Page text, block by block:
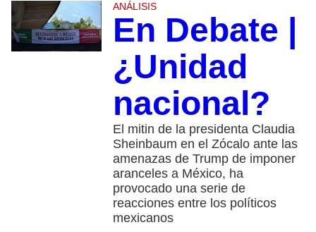
ANÁLISIS
En Debate |
¿Unidad
nacional?
El mitin de la presidenta Claudia
Sheinbaum en el Zócalo ante las
amenazas de Trump de imponer
aranceles a México, ha
provocado una serie de
reacciones entre los políticos
mexicanos